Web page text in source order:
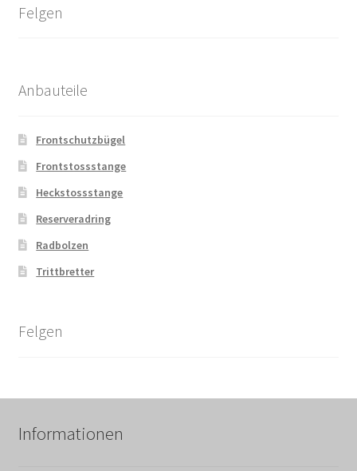
Felgen
Anbauteile
Frontschutzbügel
Frontstossstange
Heckstossstange
Reserveradring
Radbolzen
Trittbretter
Felgen
Informationen